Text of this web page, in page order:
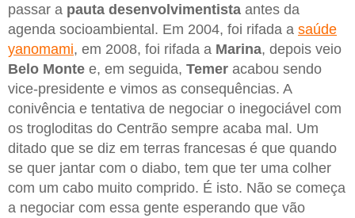
passar a pauta desenvolvimentista antes da
agenda socioambiental. Em 2004, foi rifada a saúde
yanomami, em 2008, foi rifada a Marina, depois veio
Belo Monte e, em seguida, Temer acabou sendo
vice-presidente e vimos as consequências. A
conivência e tentativa de negociar o inegociável com
os trogloditas do Centrão sempre acaba mal. Um
ditado que se diz em terras francesas é que quando
se quer jantar com o diabo, tem que ter uma colher
com um cabo muito comprido. É isto. Não se começa
a negociar com essa gente esperando que vão